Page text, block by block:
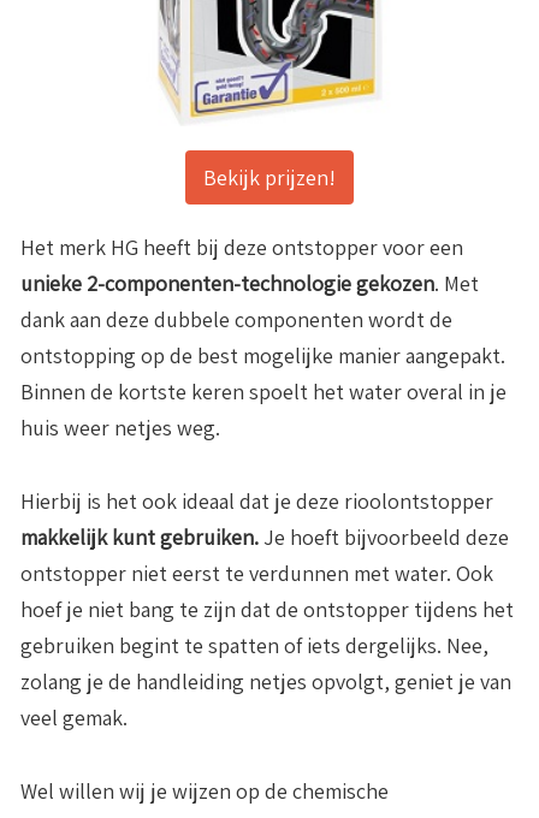
Bekijk prijzen!
Het merk HG heeft bij deze ontstopper voor een
unieke 2-componenten-technologie gekozen. Met
dank aan deze dubbele componenten wordt de
ontstopping op de best mogelijke manier aangepakt.
Binnen de kortste keren spoelt het water overal in je
huis weer netjes weg.
Hierbij is het ook ideaal dat je deze rioolontstopper
makkelijk kunt gebruiken. Je hoeft bijvoorbeeld deze
ontstopper niet eerst te verdunnen met water. Ook
hoef je niet bang te zijn dat de ontstopper tijdens het
gebruiken begint te spatten of iets dergelijks. Nee,
zolang je de handleiding netjes opvolgt, geniet je van
veel gemak.
Wel willen wij je wijzen op de chemische